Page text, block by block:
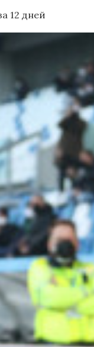
12 дней